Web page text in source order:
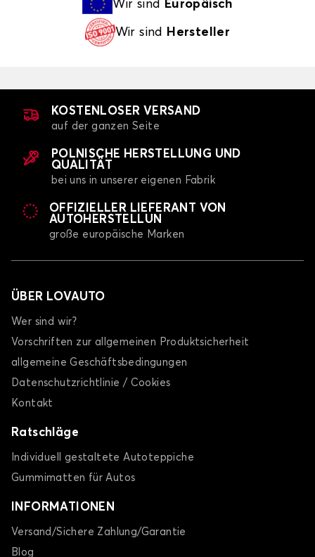
Wir sind
Europäisch
Wir sind Hersteller
KOSTENLOSER VERSAND
auf der ganzen Seite
POLNISCHE HERSTELLUNG UND
QUALITÄT
bei uns in unserer eigenen Fabrik
OFFIZIELLER LIEFERANT VON
AUTOHERSTELLUN
große europäische Marken
ÜBER LOVAUTO
Wer sind wir?
Vorschriften zur allgemeinen Produktsicherheit
allgemeine Geschäftsbedingungen
Datenschutzrichtlinie / Cookies
Kontakt
Ratschläge
Individuell gestaltete Autoteppiche
Gummimatten für Autos
INFORMATIONEN
Versand/Sichere Zahlung/Garantie
Blog